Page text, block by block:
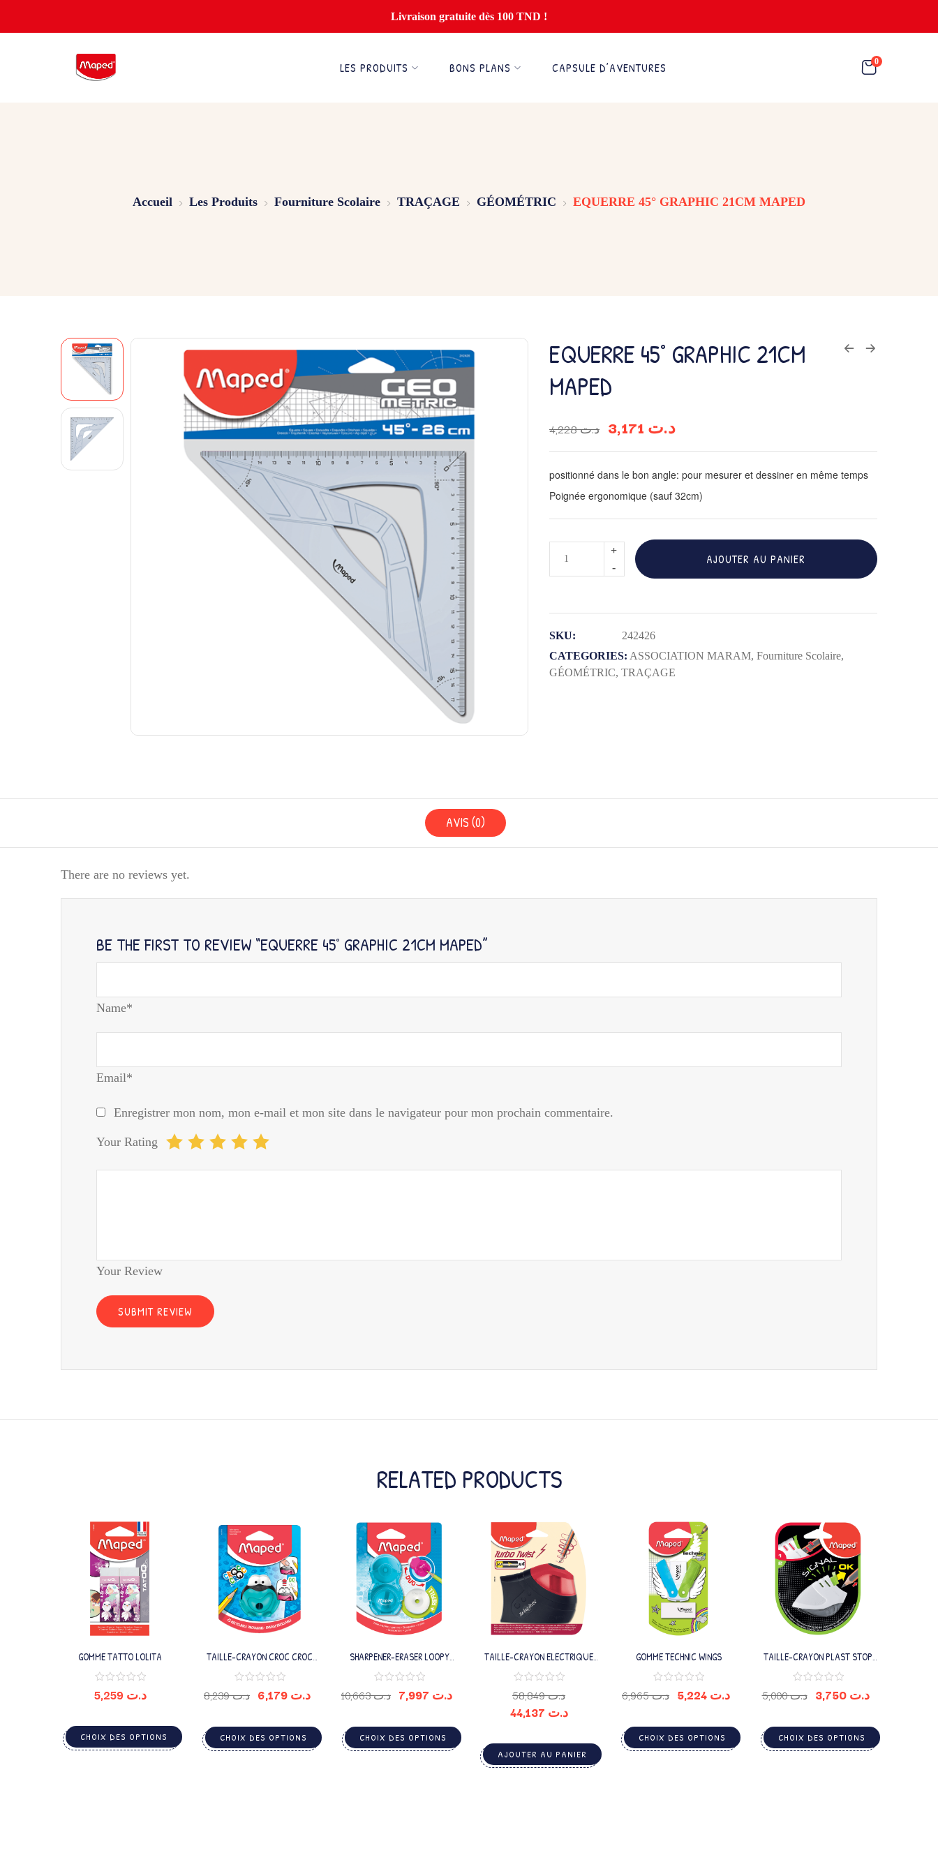
Livraison gratuite dès 100 TND !
LES PRODUITS BONS PLANS CAPSULE D’AVENTURES 0
Accueil Les Produits Fourniture Scolaire TRAÇAGE GÉOMÉTRIC EQUERRE 45° GRAPHIC 21CM MAPED
EQUERRE 45° GRAPHIC 21CM
MAPED
د.ت4,228 د.ت
positionné dans le bon angle: pour mesurer et dessiner en même temps
Poignée ergonomique (sauf 32cm)
quantité
de
45°
GRAPHIC
21CM
MAPED
AJOUTER AU PANIER
SKU:
242426
CATEGORIES: ASSOCIATION MARAM, Fourniture Scolaire,
GÉOMÉTRIC, TRAÇAGE
AVIS (0)
There are no reviews yet.
BE THE FIRST TO REVIEW “EQUERRE 45° GRAPHIC 21CM MAPED”
Name*
Email*
Enregistrer mon nom, mon e-mail et mon site dans le navigateur pour mon prochain commentaire.
Your Rating
Your Review
RELATED PRODUCTS
GOMME TATTO LOLITA
د.ت
CHOIX DES OPTIONS
TAILLE-CRAYON CROC CROC
SIGNAL 1TROU
د.ت8,239 د.ت
CHOIX DES OPTIONS
SHARPENER-ERASER LOOPY
TRANSLU 1 TROU BLIST + 1
RECHARGE
د.ت10,663 د.ت
CHOIX DES OPTIONS
TAILLE-CRAYON ELECTRIQUE
TURBO TWIST
د.ت58,849
د.ت
AJOUTER AU PANIER
GOMME TECHNIC WINGS
د.ت6,965 د.ت
CHOIX DES OPTIONS
TAILLE-CRAYON PLAST STOP
SIGNAL 1TROU
د.ت5,000 د.ت 3,750
CHOIX DES OPTIONS